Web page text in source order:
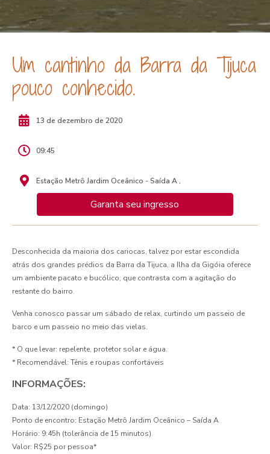
Um cantinho da Barra da Tijuca
pouco conhecido.
13 de dezembro de 2020
09:45
Estação Metrô Jardim Oceânico - Saída A ,
Garanta seu ingresso
Desconhecida da maioria dos cariocas, talvez por estar escondida
atrás dos grandes prédios da Barra da Tijuca, a Ilha da Gigóia oferece
um ambiente pacato e bucólico, que contrasta com a agitação do
restante do bairro.
Venha conosco passar um sábado de relax, curtindo um passeio de
barco e um passeio no meio das vielas.
* O que levar: repelente, protetor solar e água.
* Recomendável: Tênis e roupas confortáveis
INFORMAÇÕES:
Data: 13/12/2020 (domingo)
Ponto de encontro: Estação Metrô Jardim Oceânico – Saída A
Horário: 9:45h (tolerância de 15 minutos)
Valor: R$25 por pessoa*